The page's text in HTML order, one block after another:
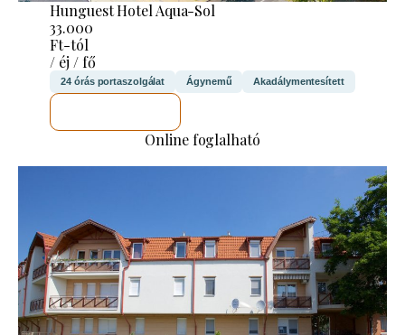
Hunguest Hotel Aqua-Sol
33.000
Ft-tól
/ éj / fő
24 órás portaszolgálat Ágynemű Akadálymentesített
Online foglalható